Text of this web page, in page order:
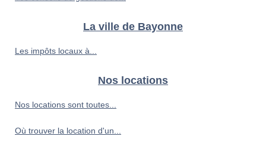
La ville de Bayonne
Les impôts locaux à...
Nos locations
Nos locations sont toutes...
Où trouver la location d'un...